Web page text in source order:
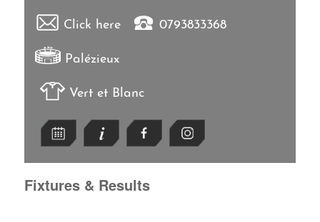
Click here 0793833368
Palézieux
Vert et Blanc
Fixtures & Results